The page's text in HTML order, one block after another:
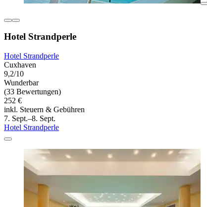
Hotel Strandperle
Hotel Strandperle
Cuxhaven
9,2/10
Wunderbar
(33 Bewertungen)
252 €
inkl. Steuern & Gebühren
7. Sept.–8. Sept.
Hotel Strandperle